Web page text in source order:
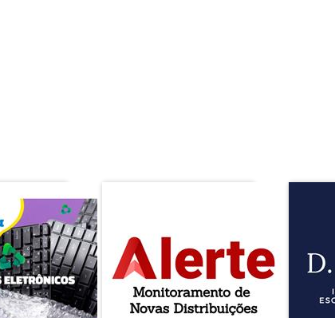
no fim do processo com parecer do recrutador
que atendem integralmente as descrições da vaga.